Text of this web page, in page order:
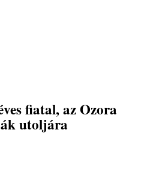
fiatal, az Ozora
utoljára